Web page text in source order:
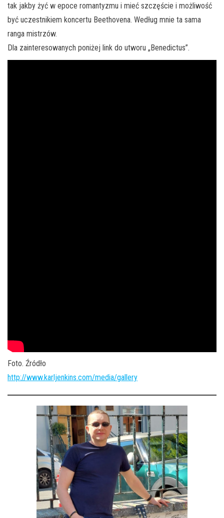
tak jakby żyć w epoce romantyzmu i mieć szczęście i możliwość
być uczestnikiem koncertu Beethovena. Według mnie ta sama
ranga mistrzów.
Dla zainteresowanych poniżej link do utworu „Benedictus”.
Foto. Źródło
http://www.karljenkins.com/media/gallery